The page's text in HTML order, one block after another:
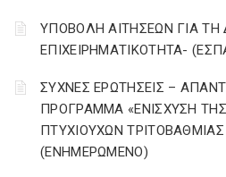
ΥΠΟΒΟΛΗ ΑΙΤΗΣΕΩΝ ΓΙΑ
ΕΠΙΧΕΙΡΗΜΑΤΙΚΟΤΗΤΑ-
ΣΥΧΝΕΣ ΕΡΩΤΗΣΕΙΣ –
ΠΡΟΓΡΑΜΜΑ «ΕΝΙΣΧΥΣΗ
ΠΤΥΧΙΟΥΧΩΝ
(ΕΝΗΜΕΡΩΜΕΝΟ)